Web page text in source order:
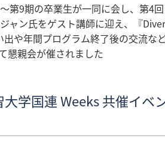
第9期の卒業生が一同に会し、第4
ジャン氏をゲスト講師に迎え、『
や年間プログラム終了後の交流
懇親会が催されました
大学国連 Weeks 共催イ